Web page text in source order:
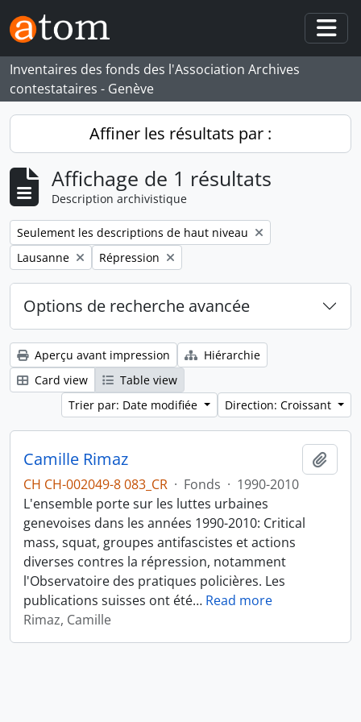
Skip to main content
Inventaires des fonds des l'Association Archives
contestataires - Genève
Affiner les résultats par :
Affichage de 1 résultats
Description archivistique
Remove filter:
Seulement les descriptions de haut niveau
Remove filter:
Lausanne Remove filter:
Répression
Options de recherche avancée
Aperçu avant impression
Hiérarchie
Card view
Table view
Trier par: Date modifiée
Direction: Croissant
Camille Rimaz
CH CH-002049-8 083_CR · Fonds · 1990-2010
L'ensemble porte sur les luttes urbaines
genevoises dans les années 1990-2010: Critical
mass, squat, groupes antifascistes et actions
diverses contres la répression, notamment
l'Observatoire des pratiques policières. Les
publications suisses ont été… Read more
Rimaz, Camille